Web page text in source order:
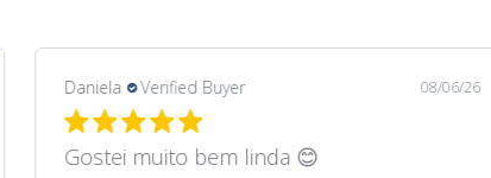
Daniela Verified Buyer 08/06/26
Gostei muito bem lindos 😊